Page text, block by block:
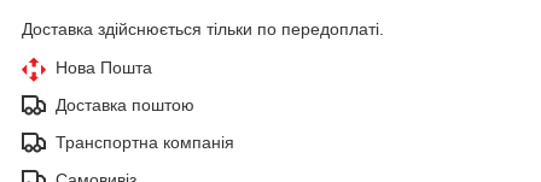
Доставка здійснюється тільки по передоплаті.
Нова Пошта
Доставка поштою
Транспортна компанія